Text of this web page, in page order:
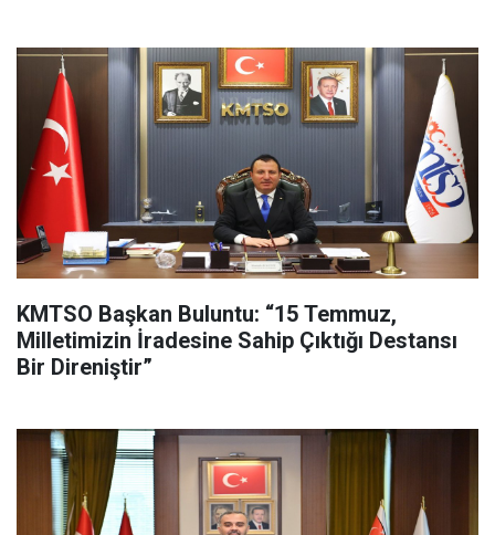
KMTSO Başkan Buluntu: “15 Temmuz,
Milletimizin İradesine Sahip Çıktığı Destansı
Bir Direniştir”